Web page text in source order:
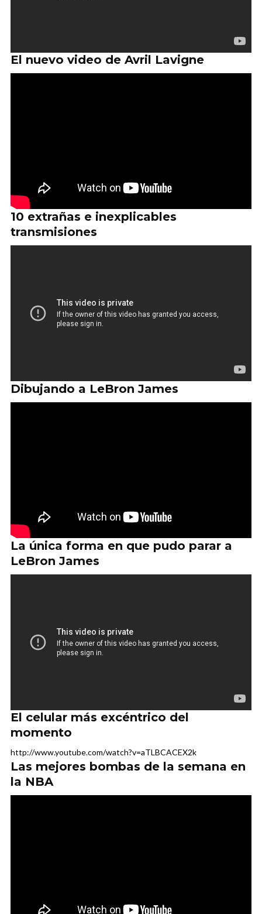
El nuevo video de Avril Lavigne
10 extrañas e inexplicables
transmisiones
Dibujando a LeBron James
La única forma en que pudo parar a
LeBron James
El celular más excéntrico del
momento
http://www.youtube.com/watch?v=aTLBCACEX2k
Las mejores bombas de la semana en
la NBA